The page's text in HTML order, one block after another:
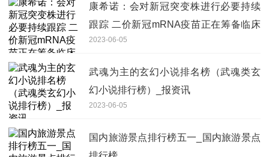
康希诺：会对新冠突变株进行必要持续
跟踪 二价新冠mRNA疫苗正在筹备临床
试验相关工作
2023-06-05
武魂为主的玄幻小说排名榜（武魂类玄
幻小说排行榜）_报资讯
2023-06-05
国内旅游景点排行榜五一_国内旅游景点